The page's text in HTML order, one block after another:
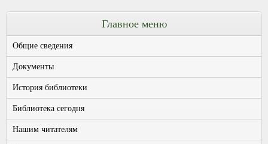
Главное меню
Общие сведения
Документы
История библиотеки
Библиотека сегодня
Нашим читателям